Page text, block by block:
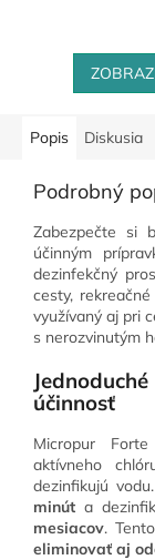
chlórovú pachuť
Popis Diskusia
Podrobný
Zabezpečte si
účinným
dezinfekčný
cesty,
využívaný aj pri
s nerozvinutým
účinnosť
Micropur
aktívneho
dezinfikujú vodu.
minút a
mesiacov.
eliminovať aj